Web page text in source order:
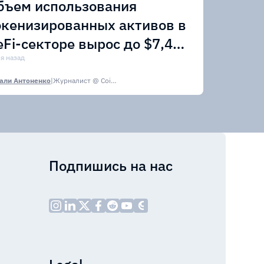
использования
активов в
секторе вырос до $7,4
назад
Антоненко| Журналист @ CoinsPaid Media
Подпишись на нас